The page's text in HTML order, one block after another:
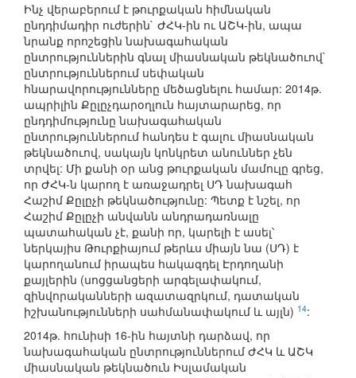
Ինչ վերաբերում է թուրքական հիմնական
ընդդիմադիր ուժերին` ԺՀԿ-ին ու ԱՇԿ-ին, ապա
նրանք որոշեցին նախագահական
ընտրություններին գնալ միասնական թեկնածուով`
ընտրություններում սեփական
հնարավորությունները մեծացնելու համար: 2014թ.
ապրիլին Քըլըչդարօղլուն հայտարարեց, որ
ընդդիմությունը նախագահական
ընտրություններում հանդես է գալու միասնական
թեկնածուով, սակայն կոնկրետ անուններ չեն
տրվել: Մի քանի օր անց թուրքական մամուլը գրեց,
որ ԺՀԿ-ն կարող է առաջադրել ՍԴ նախագահ
Հաշիմ Քըլըչի թեկնածությունը: Պետք է նշել, որ
Հաշիմ Քըլըչի անվանն անդրադառնալը
պատահական չէ, քանի որ, կարելի է ասել՝
ներկայիս Թուրքիայում թերևս միայն նա (ՍԴ) է
կարողանում իրապես հակազդել Էրդողանի
քայլերին (սոցցանցերի արգելափակում,
զինվորականների ազատազրկում, դատական
իշխանությունների սահմանափակում և այլն) 14:
2014թ. հունիսի 16-ին հայտնի դարձավ, որ
նախագահական ընտրություններում ԺՀԿ և ԱՇԿ
միասնական թեկնածուն Իսլամական